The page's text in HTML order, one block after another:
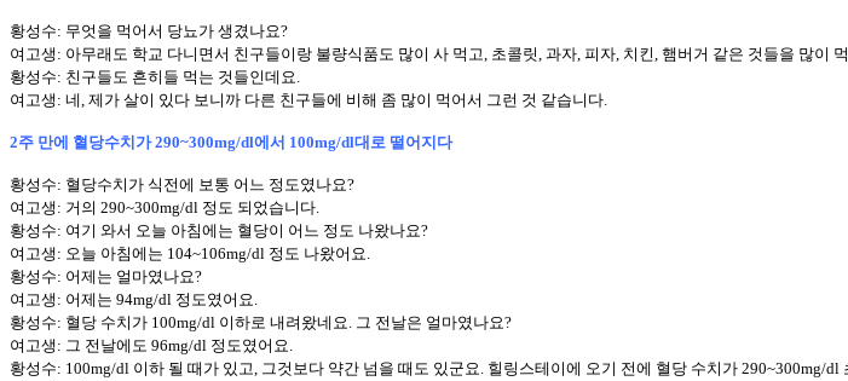
황성수: 무엇을 먹어서 당뇨가 생겼나요?
여고생: 아무래도 학교 다니면서 친구들이랑 불량식품도 많이 사 먹고, 초콜릿, 과자, 피자, 치킨, 햄버거 같은 것들을 많이
황성수: 친구들도 흔히들 먹는 것들인데요.
여고생: 네, 제가 살이 있다 보니까 다른 친구들에 비해 좀 많이 먹어서 그런 것 같습니다.
2주 만에 혈당수치가 290~300mg/dl에서 100mg/dl대로 떨어지다
황성수: 혈당수치가 식전에 보통 어느 정도였나요?
여고생: 거의 290~300mg/dl 정도 되었습니다.
황성수: 여기 와서 오늘 아침에는 혈당이 어느 정도 나왔나요?
여고생: 오늘 아침에는 104~106mg/dl 정도 나왔어요.
황성수: 어제는 얼마였나요?
여고생: 어제는 94mg/dl 정도였어요.
황성수: 혈당 수치가 100mg/dl 이하로 내려왔네요. 그 전날은 얼마였나요?
여고생: 그 전날에도 96mg/dl 정도였어요.
황성수: 100mg/dl 이하 될 때가 있고, 그것보다 약간 넘을 때도 있군요. 힐링스테이에 오기 전에 혈당 수치가 290~300mg/